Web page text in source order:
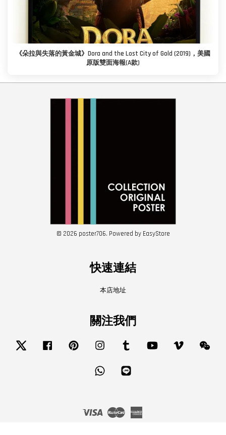
《朵拉與失落的黃金城》Dora and the Lost City of Gold (2019)，美國
原版雙面海報(A款)
© 2026 poster706. Powered by EasyStore
快速連結
本店地址
關注我們
Twitter Facebook Pinterest Instagram Tumblr YouTube Vimeo
Whatsapp
Visa Master